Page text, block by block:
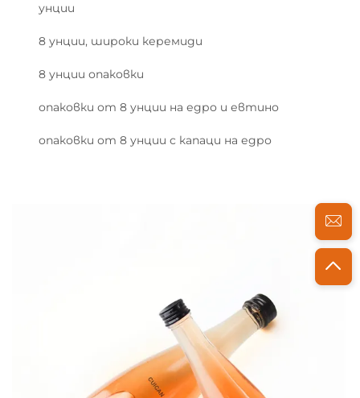
унции
8 унции, широки керемиди
8 унции опаковки
опаковки от 8 унции на едро и евтино
опаковки от 8 унции с капаци на едро